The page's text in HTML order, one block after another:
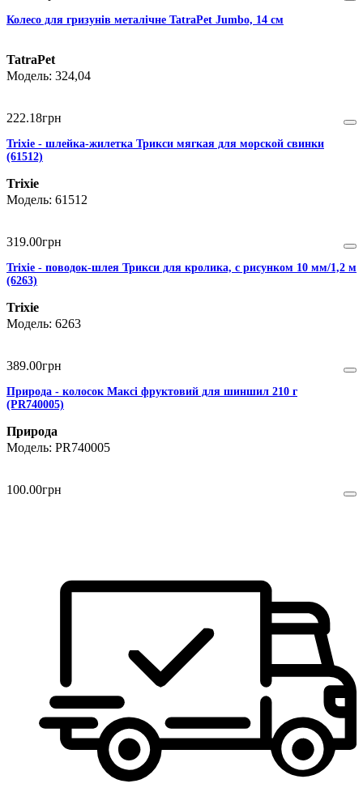
Колесо для гризунів металічне TatraPet Jumbo, 14 см
TatraPet
324,04
222.18грн
Trixie - шлейка-жилетка Трикси мягкая для морской свинки
(61512)
Trixie
61512
319.00грн
Trixie - поводок-шлея Трикси для кролика, с рисунком 10 мм/1,2 м
(6263)
Trixie
6263
389.00грн
Природа - колосок Максі фруктовий для шиншил 210 г
(PR740005)
Природа
PR740005
100.00грн